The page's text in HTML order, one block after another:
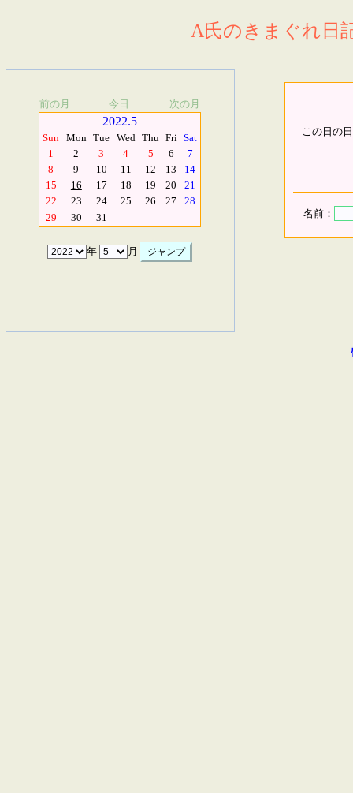
A氏のきまぐれ日
前の月 今日 次の月
2022.5
Sun Mon Tue Wed Thu Fri Sat
1
2 3 4 5 6
7
8
9 10 11 12 13
14
15
16 17 18 19 20
21
22
23 24 25 26 27
28
29
30 31
年 月
この日の
名前：